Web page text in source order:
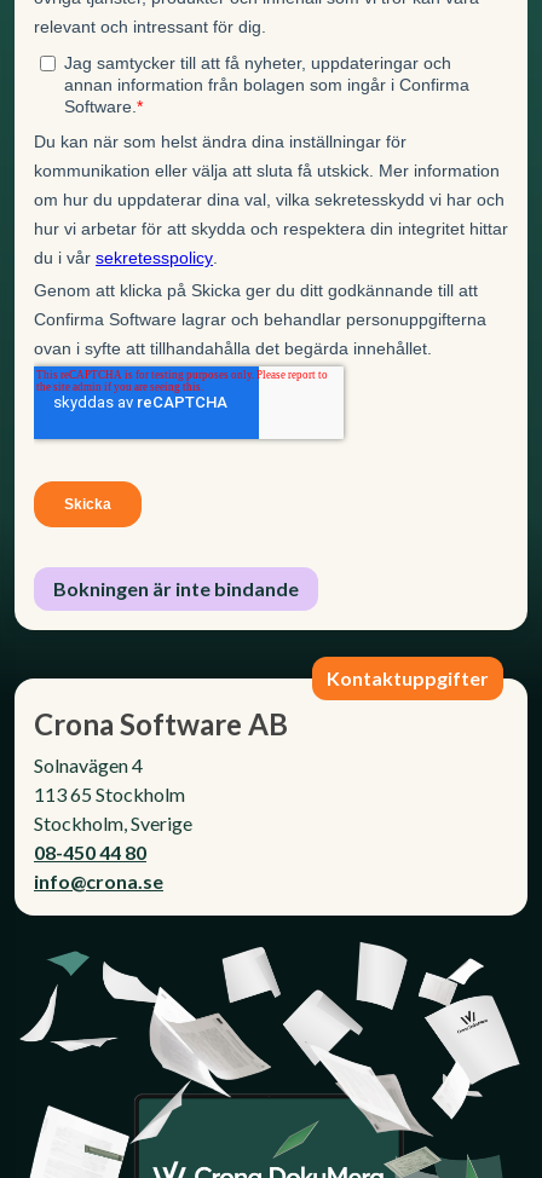
Bokningen är inte bindande
Kontaktuppgifter
Crona Software AB
Solnavägen 4
113 65 Stockholm
Stockholm, Sverige
08-450 44 80
info@crona.se